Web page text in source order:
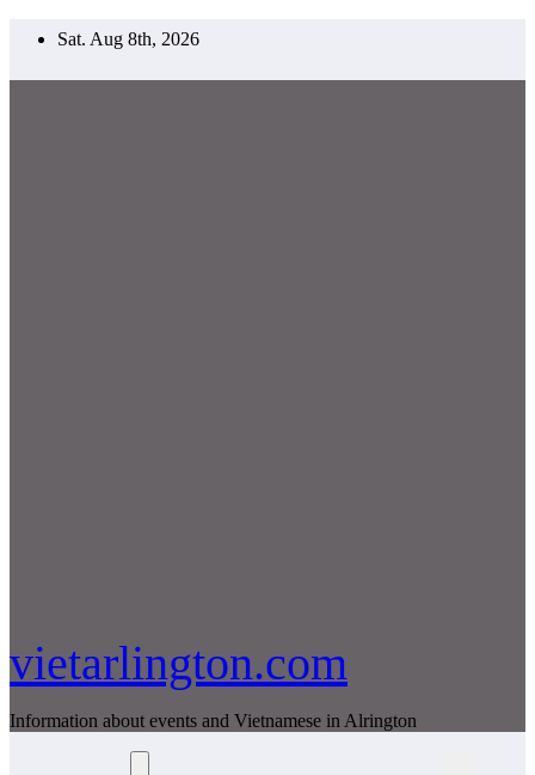
Sat. Aug 8th, 2026
vietarlington.com
Information about events and Vietnamese in Alrington